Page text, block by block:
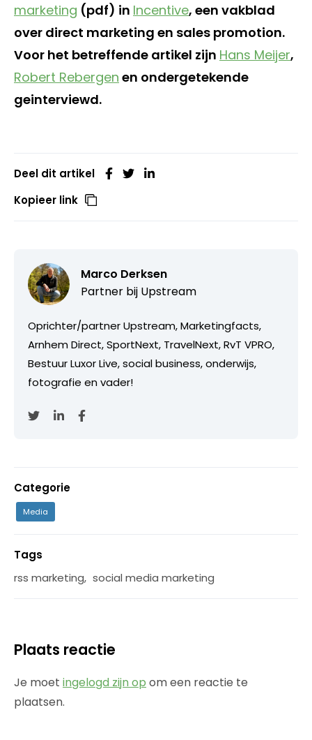
marketing (pdf) in Incentive, een vakblad
over direct marketing en sales promotion.
Voor het betreffende artikel zijn Hans Meijer,
Robert Rebergen en ondergetekende
geinterviewd.
Deel dit artikel
Kopieer link
Marco Derksen
Partner bij Upstream
Oprichter/partner Upstream, Marketingfacts,
Arnhem Direct, SportNext, TravelNext, RvT VPRO,
Bestuur Luxor Live, social business, onderwijs,
fotografie en vader!
Categorie
Media
Tags
rss marketing, social media marketing
Plaats reactie
Je moet ingelogd zijn op om een reactie te
plaatsen.